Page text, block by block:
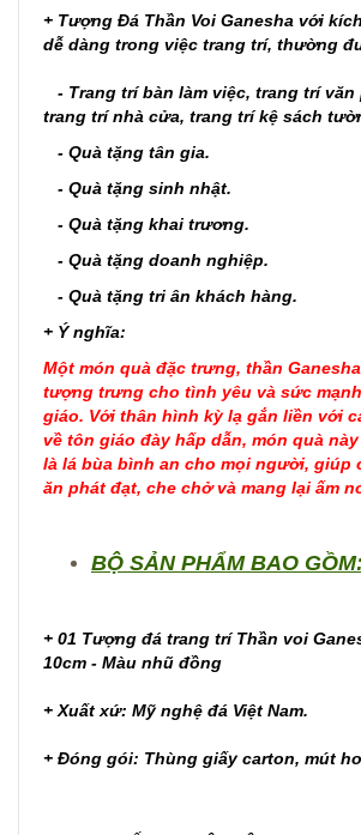
+ Tượng Đá Thần Voi Ganesha với
dễ dàng trong việc trang trí, thường
- Trang trí bàn làm việc, trang trí văn
trang trí nhà cửa, trang trí kệ sách
- Quà tặng tân gia.
- Quà tặng sinh nhật.
- Quà tặng khai trương.
- Quà tặng doanh nghiệp.
- Quà tặng tri ân khách hàng.
+ Ý nghĩa:
Một món quà đặc trưng, thần
tượng trưng cho tình yêu và sức
giáo. Với thân hình kỳ lạ gắn liền với
về tôn giáo đày hấp dẫn, món quà
là lá bùa bình an cho mọi người, giúp
ăn phát đạt, che chở và mang lại ấm
BỘ SẢN PHẨM BAO GỒM:
+ 01 Tượng đá trang trí Thần voi
10cm - Màu nhũ đồng
+ Xuất xứ: Mỹ nghệ đá Việt Nam.
+ Đóng gói: Thùng giấy carton, mút